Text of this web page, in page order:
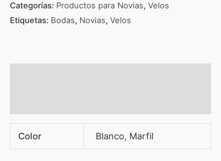
Categorías: Productos para Novias, Velos
Etiquetas: Bodas, Novias, Velos
Color Blanco, Marfil